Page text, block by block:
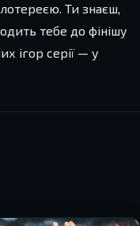
Ти знаєш,
тебе до фінішу
ігор серії — у